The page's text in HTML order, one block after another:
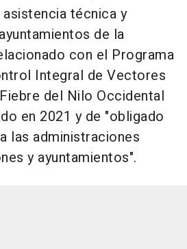
técnica y
de la
con el Programa
Integral de Vectores
del Nilo Occidental
en 2021 y de "obligado
las administraciones
y ayuntamientos".